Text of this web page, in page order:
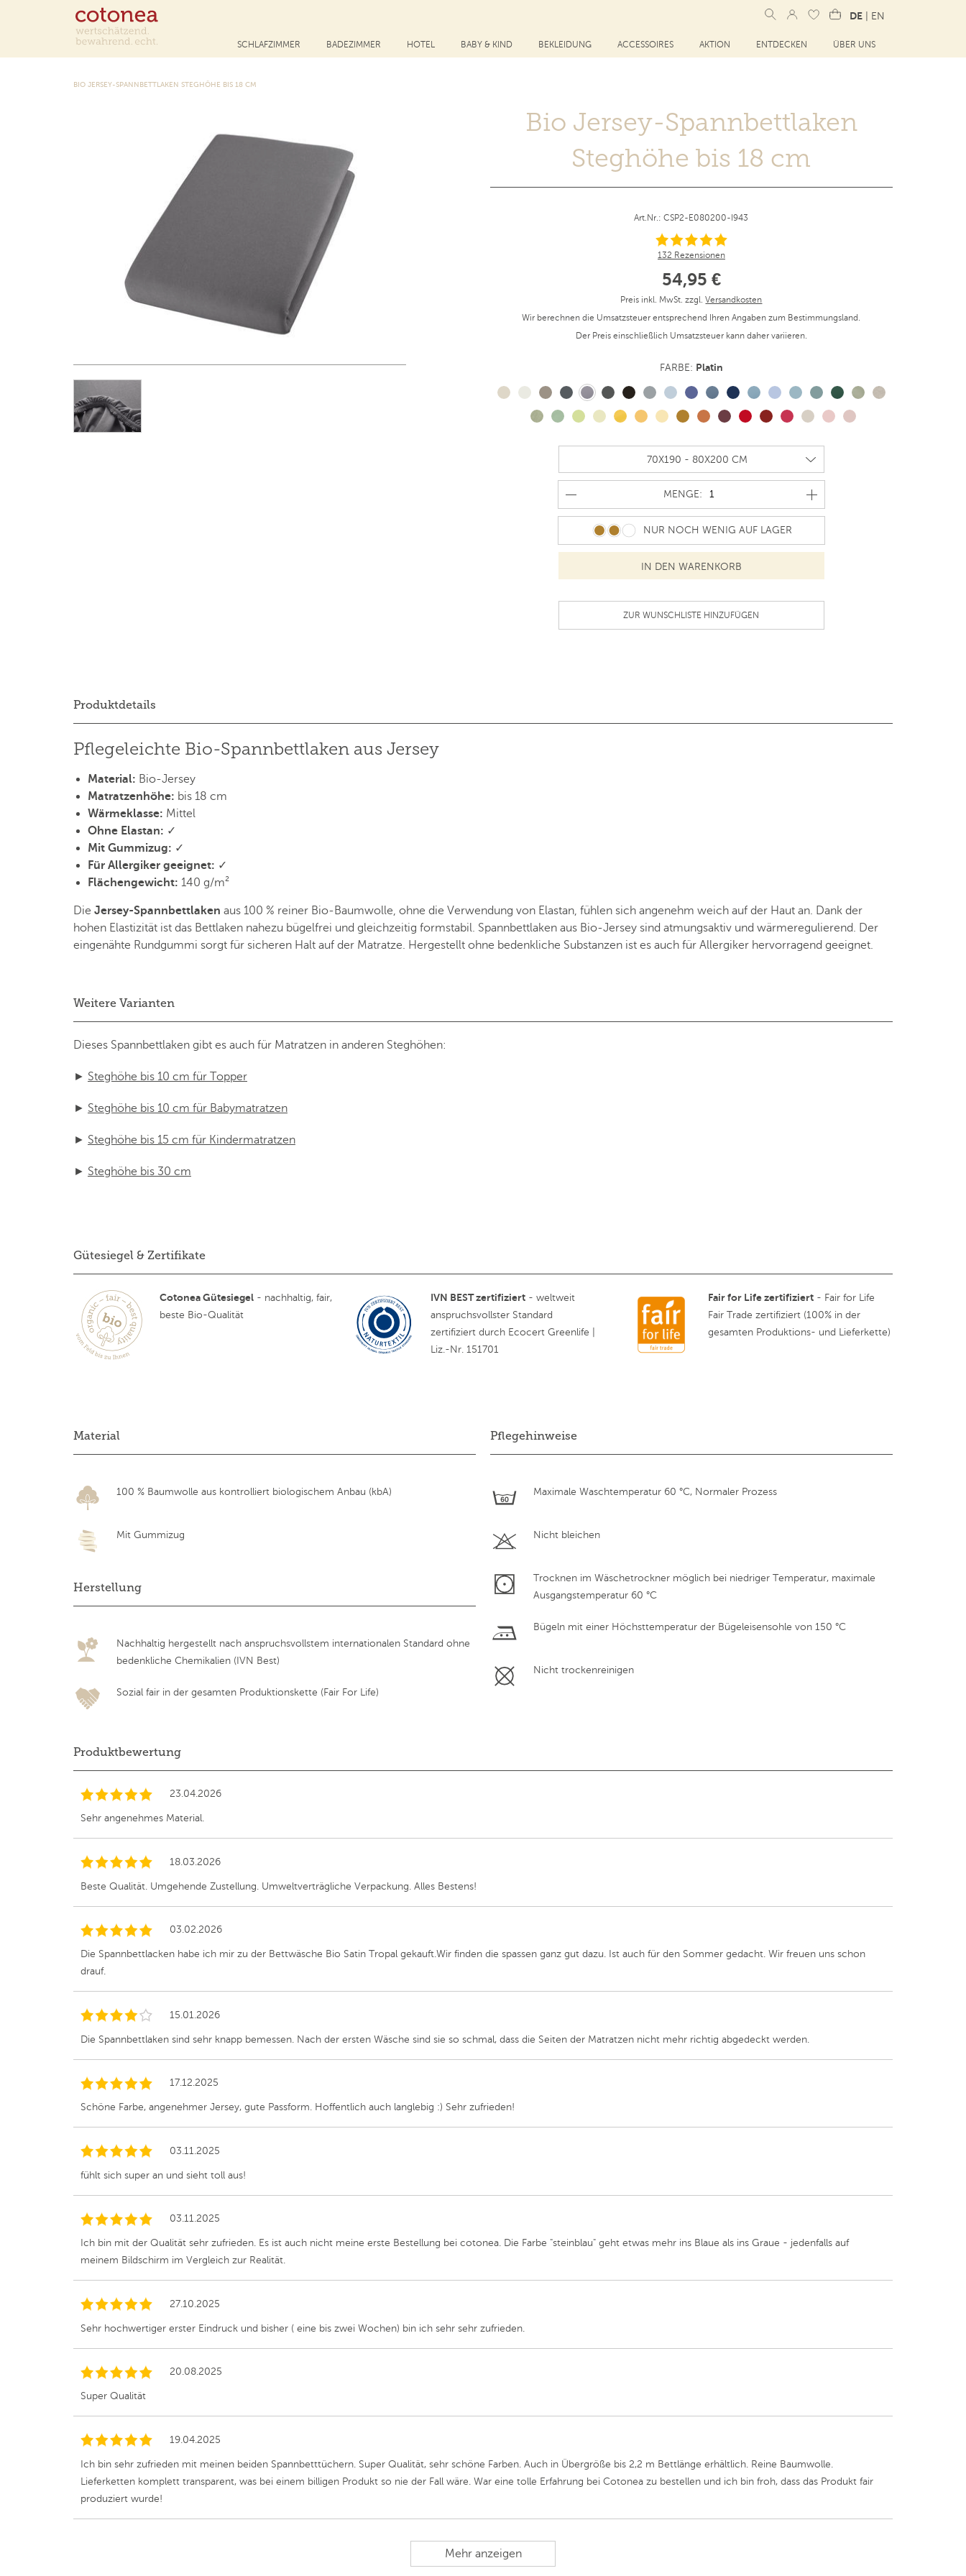
SCHLAFZIMMER BADEZIMMER HOTEL BABY & KIND BEKLEIDUNG ACCESSOIRES AKTION ENTDECKEN ÜBER UNS
DE EN
BIO JERSEY-SPANNBETTLAKEN STEGHÖHE BIS 18 CM
Bio Jersey-Spannbettlaken
Steghöhe bis 18 cm
Art.Nr.: CSP2-E080200-I943
132 Rezensionen
54,95 €
Preis inkl. MwSt. zzgl.Versandkosten
Wir berechnen die Umsatzsteuer entsprechend Ihren Angaben zum Bestimmungsland.
Der Preis einschließlich Umsatzsteuer kann daher variieren.
FARBE: Platin
MENGE: MENGE
NUR NOCH WENIG AUF LAGER
ZUR WUNSCHLISTE HINZUFÜGEN
Produktdetails
Pflegeleichte Bio-Spannbettlaken aus Jersey
Material: Bio-Jersey
Matratzenhöhe: bis 18 cm
Wärmeklasse: Mittel
Ohne Elastan: ✓
Mit Gummizug: ✓
Für Allergiker geeignet: ✓
Flächengewicht: 140 g/m²
Die Jersey-Spannbettlaken aus 100 % reiner Bio-Baumwolle, ohne die Verwendung von Elastan, fühlen sich angenehm weich auf der Haut an. Dank der
hohen Elastizität ist das Bettlaken nahezu bügelfrei und gleichzeitig formstabil. Spannbettlaken aus Bio-Jersey sind atmungsaktiv und wärmeregulierend. Der
eingenähte Rundgummi sorgt für sicheren Halt auf der Matratze. Hergestellt ohne bedenkliche Substanzen ist es auch für Allergiker hervorragend geeignet.
Weitere Varianten
Dieses Spannbettlaken gibt es auch für Matratzen in anderen Steghöhen:
► Steghöhe bis 10 cm für Topper
► Steghöhe bis 10 cm für Babymatratzen
► Steghöhe bis 15 cm für Kindermatratzen
► Steghöhe bis 30 cm
Gütesiegel & Zertifikate
Cotonea Gütesiegel - nachhaltig, fair,
beste Bio-Qualität
IVN BEST zertifiziert- weltweit
anspruchsvollster Standard
zertifiziert durch Ecocert Greenlife |
Liz.-Nr. 151701
Fair for Life zertifiziert - Fair for Life
Fair Trade zertifiziert (100% in der
gesamten Produktions- und Lieferkette)
Material
100 % Baumwolle aus kontrolliert biologischem Anbau (kbA)
Mit Gummizug
Herstellung
Nachhaltig hergestellt nach anspruchsvollstem internationalen Standard ohne
bedenkliche Chemikalien (IVN Best)
Sozial fair in der gesamten Produktionskette (Fair For Life)
Pflegehinweise
Maximale Waschtemperatur 60 °C, Normaler Prozess
Nicht bleichen
Trocknen im Wäschetrockner möglich bei niedriger Temperatur, maximale
Ausgangstemperatur 60 °C
Bügeln mit einer Höchsttemperatur der Bügeleisensohle von 150 °C
Nicht trockenreinigen
Produktbewertung
23.04.2026
Sehr angenehmes Material.
18.03.2026
Beste Qualität. Umgehende Zustellung. Umweltverträgliche Verpackung. Alles Bestens!
03.02.2026
Die Spannbettlacken habe ich mir zu der Bettwäsche Bio Satin Tropal gekauft.Wir finden die spassen ganz gut dazu. Ist auch für den Sommer gedacht. Wir freuen uns schon
drauf.
15.01.2026
Die Spannbettlaken sind sehr knapp bemessen. Nach der ersten Wäsche sind sie so schmal, dass die Seiten der Matratzen nicht mehr richtig abgedeckt werden.
17.12.2025
Schöne Farbe, angenehmer Jersey, gute Passform. Hoffentlich auch langlebig :) Sehr zufrieden!
03.11.2025
fühlt sich super an und sieht toll aus!
03.11.2025
Ich bin mit der Qualität sehr zufrieden. Es ist auch nicht meine erste Bestellung bei cotonea. Die Farbe "steinblau" geht etwas mehr ins Blaue als ins Graue - jedenfalls auf
meinem Bildschirm im Vergleich zur Realität.
27.10.2025
Sehr hochwertiger erster Eindruck und bisher ( eine bis zwei Wochen) bin ich sehr sehr zufrieden.
20.08.2025
Super Qualität
19.04.2025
Ich bin sehr zufrieden mit meinen beiden Spannbetttüchern. Super Qualität, sehr schöne Farben. Auch in Übergröße bis 2,2 m Bettlänge erhältlich. Reine Baumwolle.
Lieferketten komplett transparent, was bei einem billigen Produkt so nie der Fall wäre. War eine tolle Erfahrung bei Cotonea zu bestellen und ich bin froh, dass das Produkt fair
produziert wurde!
Mehr anzeigen